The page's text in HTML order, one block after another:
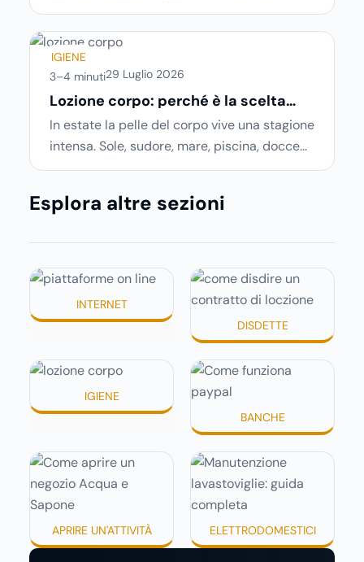
nuova città o si abbiano problemi a pagare il
canone, per cui si comincia a cercare
un’altra abitazione: è legittimo chiedersi se è
possibiledisdire il contratto di locazione
prima che scada. In questa guida capiremo
come inviare la disdetta per un contratto di
affitto.
IGIENE
3–4 minuti29 Luglio 2026
Lozione corpo: perché è la scelta
ideale per idratare la pelle in estate
In estate la pelle del corpo vive una stagione
intensa. Sole, sudore, mare, piscina, docce
più frequenti e aria condizionata possono
semplicemente meno confortevole. Eppure,
perché temono texture pesanti, appiccicose
Esplora altre sezioni
INTERNET
DISDETTE
IGIENE
BANCHE
APRIRE UN'ATTIVITÀ ELETTRODOMESTICI